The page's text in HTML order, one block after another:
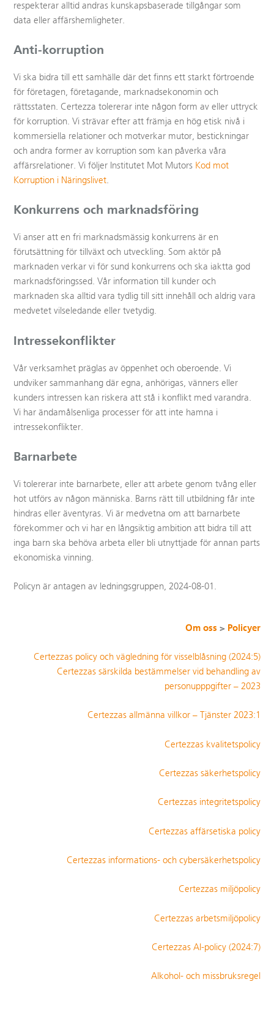
respekterar alltid andras kunskapsbaserade tillgångar som
data eller affärshemligheter.
Anti-korruption
Vi ska bidra till ett samhälle där det finns ett starkt förtroende
för företagen, företagande, marknadsekonomin och
rättsstaten. Certezza tolererar inte någon form av eller uttryck
för korruption. Vi strävar efter att främja en hög etisk nivå i
kommersiella relationer och motverkar mutor, bestickningar
och andra former av korruption som kan påverka våra
affärsrelationer. Vi följer Institutet Mot Mutors Kod mot
Korruption i Näringslivet.
Konkurrens och marknadsföring
Vi anser att en fri marknadsmässig konkurrens är en
förutsättning för tillväxt och utveckling. Som aktör på
marknaden verkar vi för sund konkurrens och ska iaktta god
marknadsföringssed. Vår information till kunder och
marknaden ska alltid vara tydlig till sitt innehåll och aldrig vara
medvetet vilseledande eller tvetydig.
Intressekonflikter
Vår verksamhet präglas av öppenhet och oberoende. Vi
undviker sammanhang där egna, anhörigas, vänners eller
kunders intressen kan riskera att stå i konflikt med varandra.
Vi har ändamålsenliga processer för att inte hamna i
intressekonflikter.
Barnarbete
Vi tolererar inte barnarbete, eller att arbete genom tvång eller
hot utförs av någon människa. Barns rätt till utbildning får inte
hindras eller äventyras. Vi är medvetna om att barnarbete
förekommer och vi har en långsiktig ambition att bidra till att
inga barn ska behöva arbeta eller bli utnyttjade för annan parts
ekonomiska vinning.
Policyn är antagen av ledningsgruppen, 2024-08-01.
Om oss > Policyer
Certezzas policy och vägledning för visselblåsning (2024:5)
Certezzas särskilda bestämmelser vid behandling av
personupppgifter – 2023
Certezzas allmänna villkor – Tjänster 2023:1
Certezzas kvalitetspolicy
Certezzas säkerhetspolicy
Certezzas integritetspolicy
Certezzas affärsetiska policy
Certezzas informations- och cybersäkerhetspolicy
Certezzas miljöpolicy
Certezzas arbetsmiljöpolicy
Certezzas AI-policy (2024:7)
Alkohol- och missbruksregel